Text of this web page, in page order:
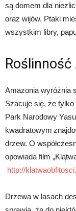
są domem dla
oraz wijów. Ptaki
wszystkim libry,
Amazonia wyróżnia
Szacuje się, że
Park Narodowy
kwadratowym
drzew. O
opowiada film
http://
Drzewa w lasach